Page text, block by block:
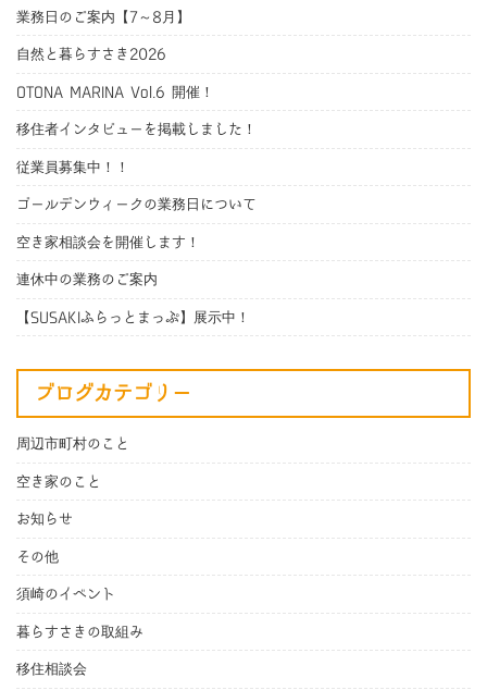
業務日のご案内【7～8月】
自然と暮らすさき2026
OTONA MARINA Vol.6 開催！
移住者インタビューを掲載しました！
従業員募集中！！
ゴールデンウィークの業務日について
空き家相談会を開催します！
連休中の業務のご案内
【SUSAKIふらっとまっぷ】展示中！
ブログカテゴリー
周辺市町村のこと
空き家のこと
お知らせ
その他
須崎のイベント
暮らすさきの取組み
移住相談会